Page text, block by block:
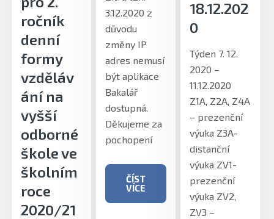
ročník
denní
formy
vzděláv
ání na
vyšší
odborné
škole ve
školním
roce
2020/21
3.12.2020 z
důvodu
změny IP
adres nemusí
být aplikace
Bakalář
dostupná.
Děkujeme za
pochopení
ČÍST
VÍCE
18.12.202
0
Týden 7. 12.
2020 –
11.12.2020
Z1A, Z2A, Z4A
– prezenční
výuka Z3A-
distanční
výuka ZV1-
prezenční
výuka ZV2,
ZV3 –